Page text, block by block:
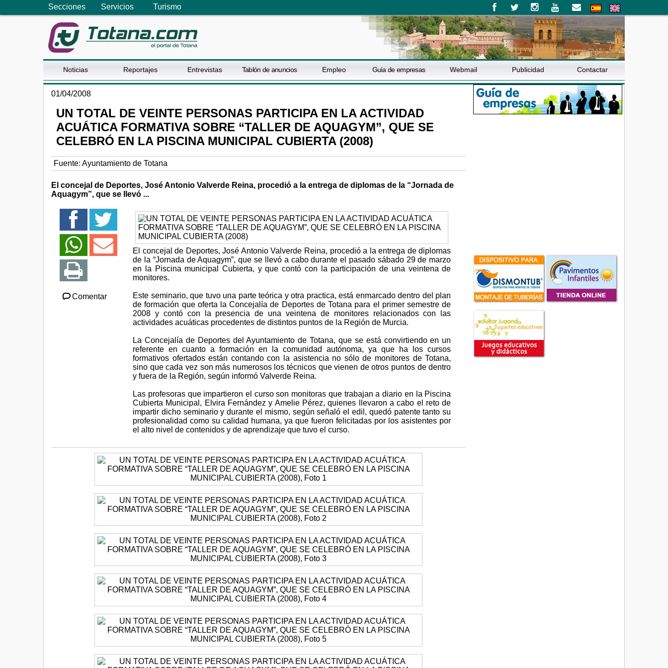
Secciones Servicios Turismo
Noticias Reportajes Entrevistas Tablón de anuncios Empleo Guía de empresas Webmail Publicidad Contactar
01/04/2008
UN TOTAL DE VEINTE PERSONAS PARTICIPA EN LA ACTIVIDAD
ACUÁTICA FORMATIVA SOBRE “TALLER DE AQUAGYM”, QUE SE
CELEBRÓ EN LA PISCINA MUNICIPAL CUBIERTA (2008)
Fuente: Ayuntamiento de Totana
El concejal de Deportes, José Antonio Valverde Reina, procedió a la entrega de diplomas de la “Jornada de
Aquagym”, que se llevó ...
Comentar
El concejal de Deportes, José Antonio Valverde Reina, procedió a la entrega de diplomas
de la “Jornada de Aquagym”, que se llevó a cabo durante el pasado sábado 29 de marzo
en la Piscina municipal Cubierta, y que contó con la participación de una veintena de
monitores.
Este seminario, que tuvo una parte teórica y otra practica, está enmarcado dentro del plan
de formación que oferta la Concejalía de Deportes de Totana para el primer semestre de
2008 y contó con la presencia de una veintena de monitores relacionados con las
actividades acuáticas procedentes de distintos puntos de la Región de Murcia.
La Concejalía de Deportes del Ayuntamiento de Totana, que se está convirtiendo en un
referente en cuanto a formación en la comunidad autónoma, ya que ha los cursos
formativos ofertados están contando con la asistencia no sólo de monitores de Totana,
sino que cada vez son más numerosos los técnicos que vienen de otros puntos de dentro
y fuera de la Región, según informó Valverde Reina.
Las profesoras que impartieron el curso son monitoras que trabajan a diario en la Piscina
Cubierta Municipal, Elvira Fernández y Amelie Pérez, quienes llevaron a cabo el reto de
impartir dicho seminario y durante el mismo, según señaló el edil, quedó patente tanto su
profesionalidad como su calidad humana, ya que fueron felicitadas por los asistentes por
el alto nivel de contenidos y de aprendizaje que tuvo el curso.